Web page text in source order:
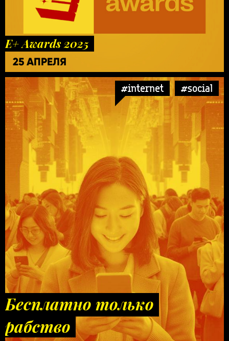
E+ Awards 2025
25 АПРЕЛЯ
#internet #social
Бесплатно только
рабство